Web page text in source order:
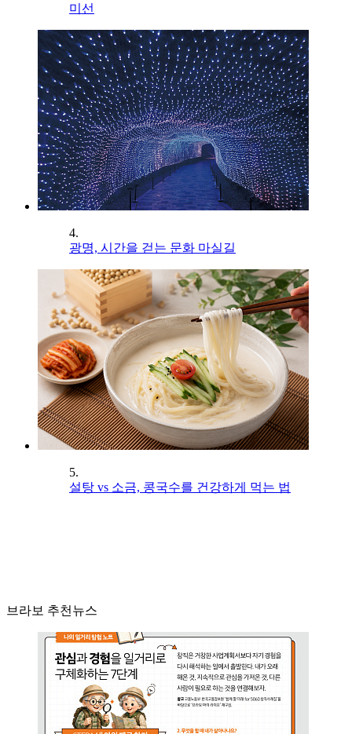
미선
4.
광명, 시간을 걷는 문화 마실길
5.
설탕 vs 소금, 콩국수를 건강하게 먹는 법
브라보 추천뉴스